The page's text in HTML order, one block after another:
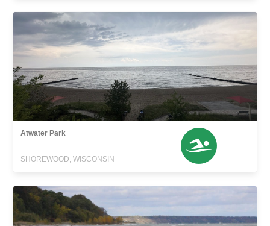
Atwater Park
SHOREWOOD, WISCONSIN